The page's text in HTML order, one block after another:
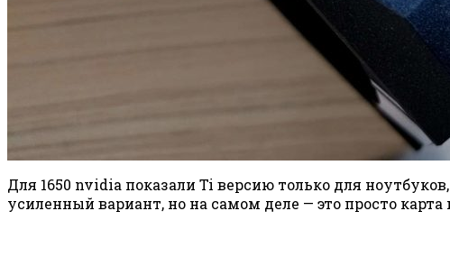
Для 1650 nvidia показали Ti версию только для
усиленный вариант, но на самом деле — это просто